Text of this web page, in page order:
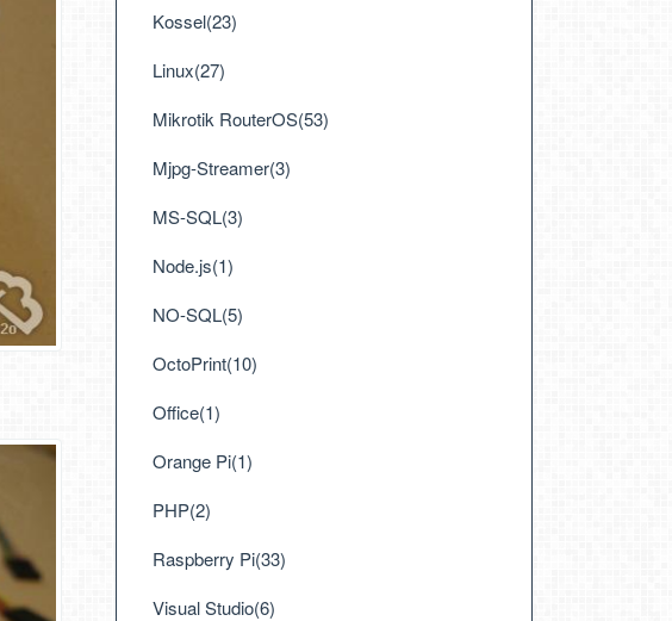
Kossel(23)
Linux(27)
Mikrotik RouterOS(53)
Mjpg-Streamer(3)
MS-SQL(3)
Node.js(1)
NO-SQL(5)
OctoPrint(10)
Office(1)
Orange Pi(1)
PHP(2)
Raspberry Pi(33)
Visual Studio(6)